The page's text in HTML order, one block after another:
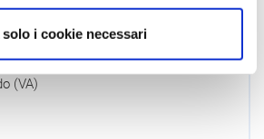
solo i cookie necessari
(VA)